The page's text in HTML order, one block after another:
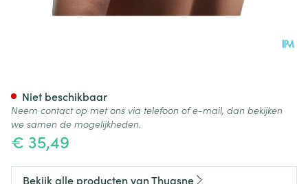
€ 35,49
Niet beschikbaar
Neem contact op met ons via telefoon of e-mail, dan bekijken
we samen de mogelijkheden.
Bekijk alle producten van Thuasne